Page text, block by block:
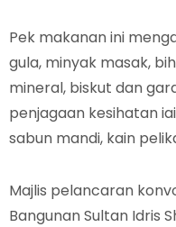
Pek makanan ini
gula, minyak masak,
mineral, biskut dan
penjagaan kesihatan
sabun mandi, kain
Majlis pelancaran
Bangunan Sultan Idris